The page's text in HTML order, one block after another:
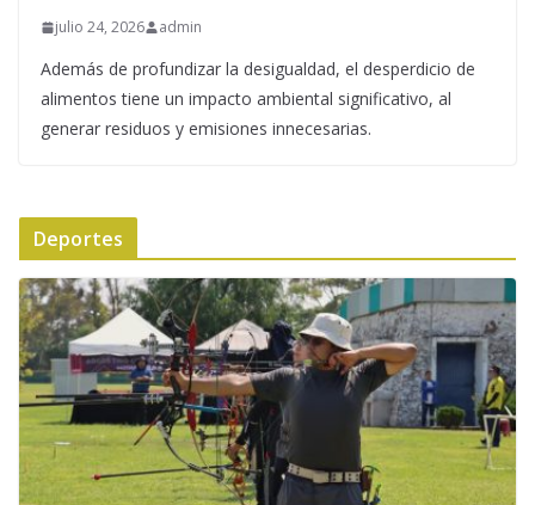
julio 24, 2026 admin
Además de profundizar la desigualdad, el desperdicio de
alimentos tiene un impacto ambiental significativo, al
generar residuos y emisiones innecesarias.
Deportes